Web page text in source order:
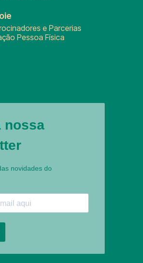
e Parcerias
Pessoa Física